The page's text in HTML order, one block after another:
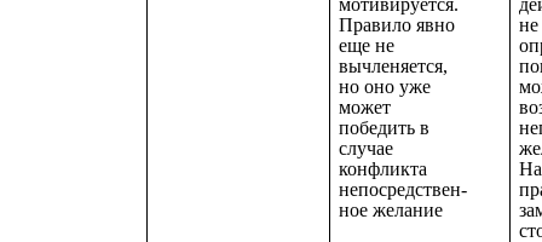
Правило явно
еще не
вычленяется,
но оно уже
может
победить в
случае
конфликта
непосредствен-
ное желание